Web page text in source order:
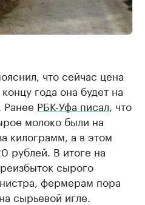
что сейчас цена
года она будет на
РБК-Уфа писал , что
молоко были на
килограмм, а в этом
рублей. В итоге на
сырого
фермерам пора
сырьевой игле.